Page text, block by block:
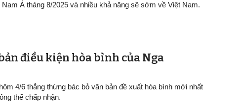
Á tháng 8/2025 và nhiều khả năng sẽ sớm về Việt Nam.
điều kiện hòa bình của Nga
4/6 thẳng thừng bác bỏ văn bản đề xuất hòa bình mới nhất
thể chấp nhận.